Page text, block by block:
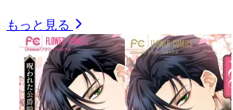
もっと見る